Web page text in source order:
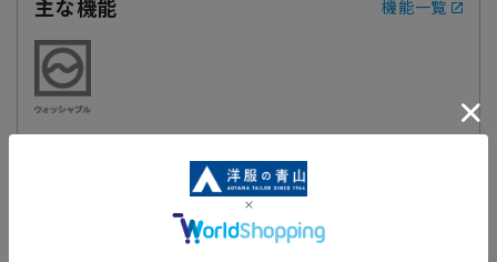
主な機能 機能一覧
■残り僅かな商品を特別セール価格でご提供しています。
■こちらの商品につきましては特別セール価格につき多少のキ
ズ（着用に支障のない小さな汚れや日焼けも含む）がある場合